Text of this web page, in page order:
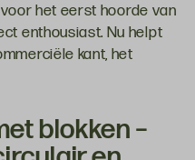
het eerst hoorde van
enthousiast. Nu helpt
kant, het
blokken –